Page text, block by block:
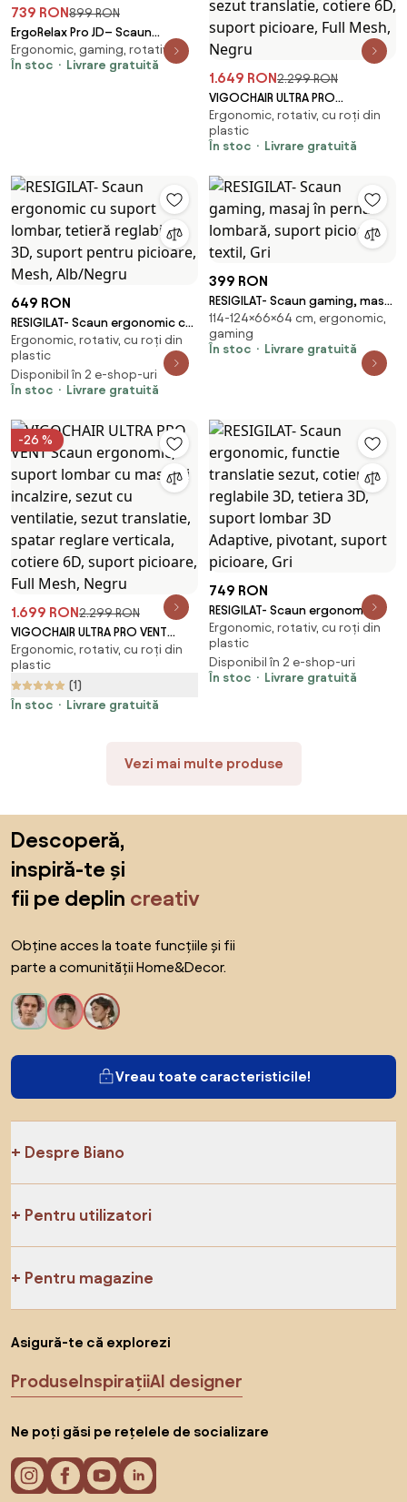
739 RON899 RON
ErgoRelax Pro JD– Scaun
Gaming Ergonomic, Masaj
Lombar si Incalzire, Spătar
Ergonomic, gaming, rotativ
În stoc
Livrare gratuită
1.649 RON2.299 RON
VIGOCHAIR ULTRA PRO
VENT/ROLLER Scaun ergonomic,
sezut cu ventilatie, spatar
reglare verticala, suport
incalzire, sezut translatie,
cotiere 6D, suport picioare, Full
Mesh, Negru
Ergonomic, rotativ, cu roți din
plastic
În stoc
Livrare gratuită
649 RON
RESIGILAT- Scaun ergonomic cu
suport lombar, tetieră reglabilă
3D, suport pentru picioare,
Mesh, Alb/Negru
Ergonomic, rotativ, cu roți din
plastic
Disponibil în 2 e-shop-uri
În stoc
Livrare gratuită
399 RON
RESIGILAT- Scaun gaming, masaj
în perna lombară, suport
picioare, textil, Gri
114-124×66×64 cm, ergonomic,
gaming
În stoc
Livrare gratuită
-26 %
1.699 RON2.299 RON
VIGOCHAIR ULTRA PRO VENT
Scaun ergonomic, suport
lombar cu masaj si incalzire,
sezut cu ventilatie, sezut
translatie, spatar reglare
Ergonomic, rotativ, cu roți din
plastic
(1)
În stoc
Livrare gratuită
749 RON
RESIGILAT- Scaun ergonomic,
functie translatie sezut,
cotiere reglabile 3D, tetiera 3D,
suport lombar 3D Adaptive,
pivotant, suport picioare, Gri
Ergonomic, rotativ, cu roți din
plastic
Disponibil în 2 e-shop-uri
În stoc
Livrare gratuită
Vezi mai multe produse
Descoperă,
inspiră-te și
fii pe deplin creativ
Obține acces la toate funcțiile și fii
parte a comunității Home&Decor.
Vreau toate caracteristicile!
Despre Biano
Pentru utilizatori
Pentru magazine
Asigură-te că explorezi
ProduseInspirațiiAI designer
Ne poți găsi pe rețelele de socializare